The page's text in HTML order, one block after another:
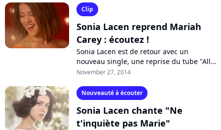
Clip
Sonia Lacen reprend Mariah
Carey : écoutez !
Sonia Lacen est de retour avec un
nouveau single, une reprise du tube "All I
Want For Christmas Is You" de Mariah
Charts...
November 27, 2014
Nouveauté à écouter
Sonia Lacen chante "Ne
t'inquiète pas Marie"